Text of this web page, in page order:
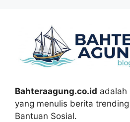
Bahteraagung.co.id adalah
yang menulis berita
Bantuan Sosial.